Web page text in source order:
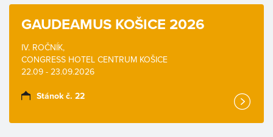
GAUDEAMUS KOŠICE 2026
IV. ROČNÍK,
CONGRESS HOTEL CENTRUM KOŠICE
22.09 - 23.09.2026
Stánok č. 22